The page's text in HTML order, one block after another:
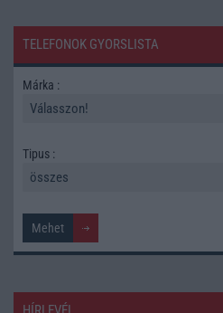
TELEFONOK GYORSLISTA
Márka :
Tipus :